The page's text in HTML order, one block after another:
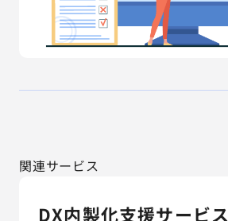
関連サービス
DX内製化支援サービス